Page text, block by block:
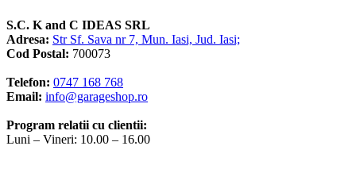
S.C. K and C IDEAS SRL
Adresa: Str Sf. Sava nr 7, Mun. Iasi, Jud. Iasi;
Cod Postal: 700073
Telefon: 0747 168 768
Email: info@garageshop.ro
Program relatii cu clientii:
Luni – Vineri: 10.00 – 16.00